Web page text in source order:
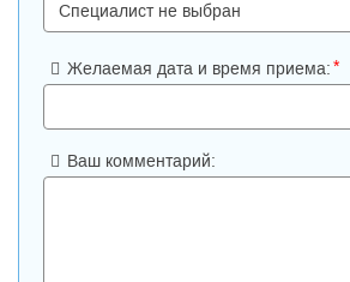
Желаемая дата и время приема:*
Ваш комментарий: